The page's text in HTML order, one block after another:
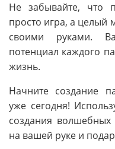
Не забывайте, что
просто игра, а целый
своими руками.
потенциал каждого
жизнь.
Начните создание
уже сегодня!
создания
на вашей руке и